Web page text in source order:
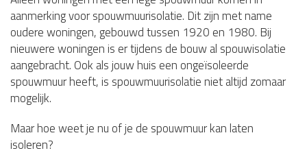
aanmerking voor spouwmuurisolatie. Dit zijn met name
oudere woningen, gebouwd tussen 1920 en 1980. Bij
nieuwere woningen is er tijdens de bouw al spouwisolatie
aangebracht. Ook als jouw huis een ongeïsoleerde
spouwmuur heeft, is spouwmuurisolatie niet altijd zomaar
mogelijk.
Maar hoe weet je nu of je de spouwmuur kan laten
isoleren?